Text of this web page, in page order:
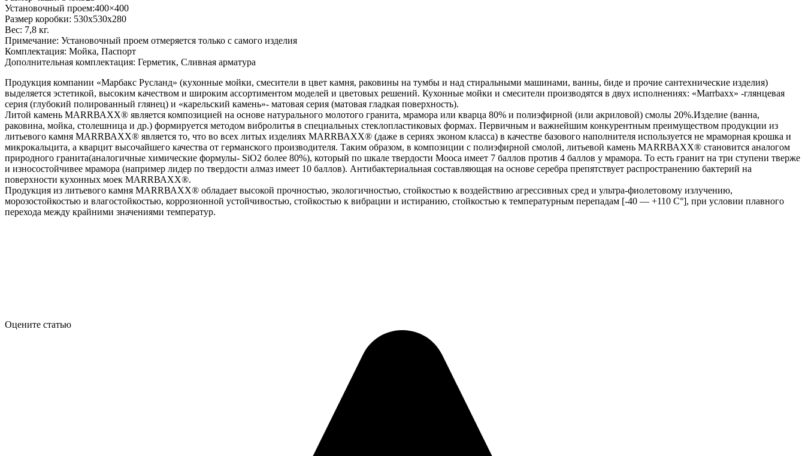
Установочный проем:400×400
Размер коробки: 530x530x280
Вес: 7,8 кг.
Примечание: Установочный проем отмеряется только с самого изделия
Комплектация: Мойка, Паспорт
Дополнительная комплектация: Герметик, Сливная арматура
Продукция компании «Марбакс Русланд» (кухонные мойки, смесители в цвет камня, раковины на тумбы и над стиральными машинами, ванны, биде и прочие сантехнические изделия)
выделяется эстетикой, высоким качеством и широким ассортиментом моделей и цветовых решений. Кухонные мойки и смесители производятся в двух исполнениях: «Маrrbахх» -глянцевая
серия (глубокий полированный глянец) и «карельский камень»- матовая серия (матовая гладкая поверхность).
Литой камень МАRRВАХХ® является композицией на основе натурального молотого гранита, мрамора или кварца 80% и полиэфирной (или акриловой) смолы 20%.Изделие (ванна,
раковина, мойка, столешница и др.) формируется методом вибролитья в специальных стеклопластиковых формах. Первичным и важнейшим конкурентным преимуществом продукции из
литьевого камня МАRRВАХХ® является то, что во всех литых изделиях МАRRВАХХ® (даже в сериях эконом класса) в качестве базового наполнителя используется не мраморная крошка и
микрокальцита, а кварцит высочайшего качества от германского производителя. Таким образом, в композиции с полиэфирной смолой, литьевой камень МАRRВАХХ® становится аналогом
природного гранита(аналогичные химические формулы- SiO2 более 80%), который по шкале твердости Мооса имеет 7 баллов против 4 баллов у мрамора. То есть гранит на три ступени тверже
и износостойчивее мрамора (например лидер по твердости алмаз имеет 10 баллов). Антибактериальная составляющая на основе серебра препятствует распространению бактерий на
поверхности кухонных моек МАRRВАХХ®.
Продукция из литьевого камня МАRRВАХХ® обладает высокой прочностью, экологичностью, стойкостью к воздействию агрессивных сред и ультра-фиолетовому излучению,
морозостойкостью и влагостойкостью, коррозионной устойчивостью, стойкостью к вибрации и истиранию, стойкостью к температурным перепадам [-40 — +110 С°], при условии плавного
перехода между крайними значениями температур.
Оцените статью